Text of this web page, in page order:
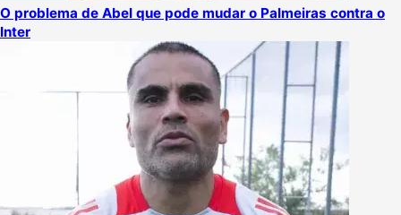
O problema de Abel que pode mudar o Palmeiras contra o
Inter